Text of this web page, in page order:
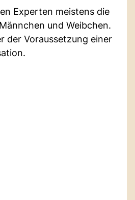
Experten meistens die
und Weibchen.
der Voraussetzung einer